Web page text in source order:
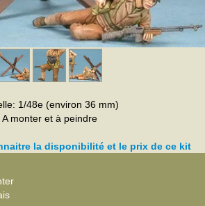
1/48e (environ 36 mm)
A monter et à peindre
la disponibilité et le prix de ce kit